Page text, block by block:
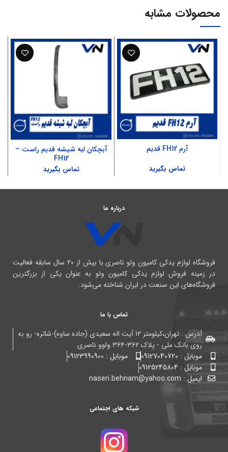
محصولات مشابه
آرم FH12 قدیم
تماس بگیرید
آبچکان لبه شیشه قدیم راست –
FH12
تماس بگیرید
درباره ما
فروشگاه لوازم یدکی کامیون ولو ناصری با بیش از ۲۰ سال سابقه فعالیت
در زمینه فروش لوازم یدکی کامیون ولو به عنوان یکی از بزرگترین
فروشگاه‌های این صنعت در ایران شناخته می‌شود.
تماس با ما
آدرس : تهران،کیلومتر ۱۲ آیت اله سعیدی (جاده ساوه)-شاتره- رو به
روی بانک ملی - پلاک ۳۶۲-۳۶۴ ولوو ناصری
موبایل : 09127040720
موبایل : 09123990900
موبایل : 09125245804
ایمیل : naseri.behnam@yahoo.com
شبکه های اجتماعی